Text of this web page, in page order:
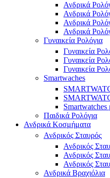
Ανδρικά
Ανδρικά
Ανδρικά
Ανδρικά
Γυναικεία Ρολόγια
Γυναικεία
Γυναικεία
Γυναικεία
Smartwaches
Παιδικά Ρολόγια
Ανδρικά Κοσμήματα
Ανδρικός Σταυρός
Ανδρικός
Ανδρικός
Ανδρικός
Ανδρικά Βραχιόλια